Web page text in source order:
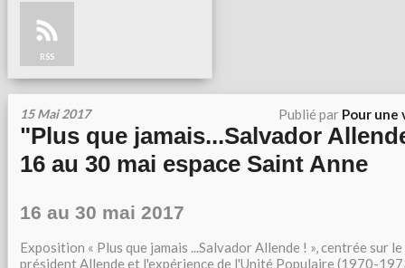
RSS
15 Mai 2017 Publié par Pour une
"Plus que jamais...Salvador
16 au 30 mai espace Saint Anne
16 au 30 mai 2017
Exposition « Plus que jamais ...Salvador Allende ! », centrée sur
président Allende et l'expérience de l'Unité Populaire (1970-